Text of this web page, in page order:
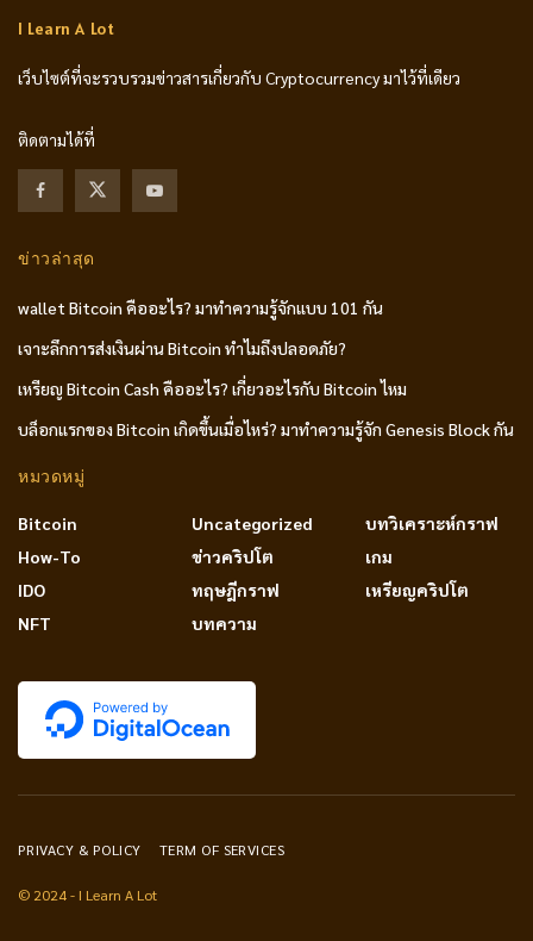
I Learn A Lot
เว็บไซต์ที่จะรวบรวมข่าวสารเกี่ยวกับ Cryptocurrency มาไว้ที่เดียว
ติดตามได้ที่
ข่าวล่าสุด
wallet Bitcoin คืออะไร? มาทำความรู้จักแบบ 101 กัน
เจาะลึกการส่งเงินผ่าน Bitcoin ทำไมถึงปลอดภัย?
เหรียญ Bitcoin Cash คืออะไร? เกี่ยวอะไรกับ Bitcoin ไหม
บล็อกแรกของ Bitcoin เกิดขึ้นเมื่อไหร่? มาทำความรู้จัก Genesis Block กัน
หมวดหมู่
Bitcoin
How-To
IDO
NFT
Uncategorized
ข่าวคริปโต
ทฤษฎีกราฟ
บทความ
บทวิเคราะห์กราฟ
เกม
เหรียญคริปโต
PRIVACY & POLICY TERM OF SERVICES
© 2024 - I Learn A Lot